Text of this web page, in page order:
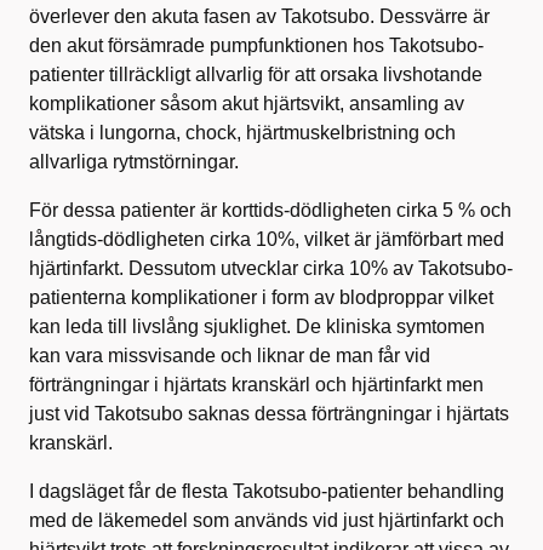
överlever den akuta fasen av Takotsubo. Dessvärre är
den akut försämrade pumpfunktionen hos Takotsubo-
patienter tillräckligt allvarlig för att orsaka livshotande
komplikationer såsom akut hjärtsvikt, ansamling av
vätska i lungorna, chock, hjärtmuskelbristning och
allvarliga rytmstörningar.
För dessa patienter är korttids-dödligheten cirka 5 % och
långtids-dödligheten cirka 10%, vilket är jämförbart med
hjärtinfarkt. Dessutom utvecklar cirka 10% av Takotsubo-
patienterna komplikationer i form av blodproppar vilket
kan leda till livslång sjuklighet. De kliniska symtomen
kan vara missvisande och liknar de man får vid
förträngningar i hjärtats kranskärl och hjärtinfarkt men
just vid Takotsubo saknas dessa förträngningar i hjärtats
kranskärl.
I dagsläget får de flesta Takotsubo-patienter behandling
med de läkemedel som används vid just hjärtinfarkt och